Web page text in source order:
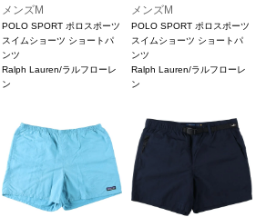
メンズM
POLO SPORT ポロスポーツ
スイムショーツ ショートパ
ンツ
Ralph Lauren/ラルフローレ
ン
メンズM
POLO SPORT ポロスポーツ
スイムショーツ ショートパ
ンツ
Ralph Lauren/ラルフローレ
ン